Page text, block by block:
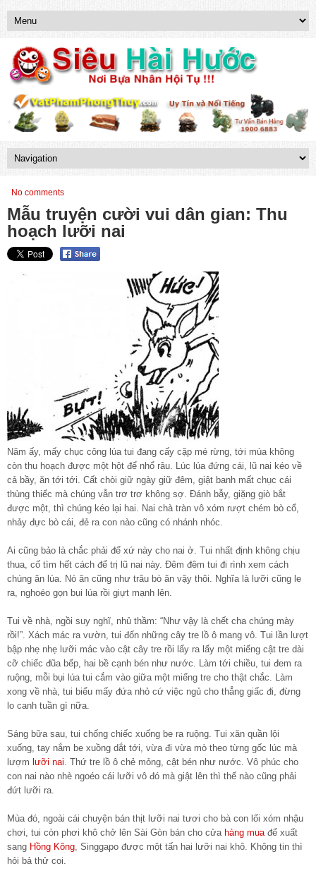
No comments
Mẫu truyện cười vui dân gian: Thu
hoạch lưỡi nai
Năm ấy, mấy chục công lúa tui đang cấy cặp mé rừng, tới mùa không
còn thu hoạch được một hột để nhổ râu. Lúc lúa đứng cái, lũ nai kéo về
cả bầy, ăn tới tới. Cất chòi giữ ngày giữ đêm, giật banh mất chục cái
thùng thiếc mà chúng vẫn trơ trơ không sợ. Đánh bẫy, giặng giò bắt
được một, thì chúng kéo lại hai. Nai chà tràn vô xóm rượt chém bò cổ,
nhảy đực bò cái, đẻ ra con nào cũng có nhánh nhóc.
Ai cũng bảo là chắc phải để xứ này cho nai ở. Tui nhất định không chịu
thua, cố tìm hết cách để trị lũ nai này. Đêm đêm tui đi rình xem cách
chúng ăn lúa. Nó ăn cũng như trâu bò ăn vậy thôi. Nghĩa là lưỡi cũng le
ra, nghoéo gọn bụi lúa rồi giựt mạnh lên.
Tui về nhà, ngồi suy nghĩ, nhủ thầm: “Như vậy là chết cha chúng mày
rồi!”. Xách mác ra vườn, tui đốn những cây tre lồ ô mang vô. Tui lần lượt
bập nhẹ nhẹ lưỡi mác vào cật cây tre rồi lẩy ra lấy một miếng cật tre dài
cỡ chiếc đũa bếp, hai bề cạnh bén như nước. Làm tới chiều, tui đem ra
ruộng, mỗi bụi lúa tui cắm vào giữa một miếng tre cho thật chắc. Làm
xong về nhà, tui biểu mấy đứa nhỏ cứ việc ngủ cho thẳng giấc đi, đừng
lo canh tuần gì nữa.
Sáng bữa sau, tui chống chiếc xuống be ra ruộng. Tui xăn quần lội
xuống, tay nắm be xuồng dắt tới, vừa đi vừa mò theo từng gốc lúc mà
lượm lưỡi nai. Thứ tre lồ ô chẻ mỏng, cật bén như nước. Vô phúc cho
con nai nào nhè ngoéo cái lưỡi vô đó mà giật lên thì thế nào cũng phải
đứt lưỡi ra.
Mùa đó, ngoài cái chuyện bán thịt lưỡi nai tươi cho bà con lối xóm nhậu
chơi, tui còn phơi khô chở lên Sài Gòn bán cho cửa hàng muađể xuất
sang Hồng Kông, Singgapo được một tấn hai lưỡi nai khô. Không tin thì
hỏi bả thử coi.